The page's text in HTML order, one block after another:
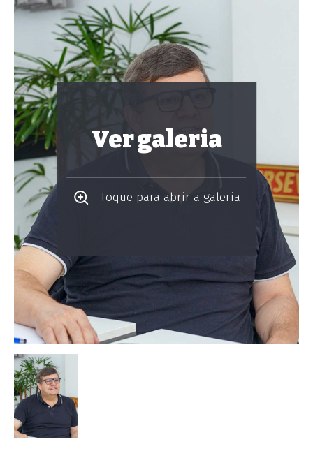
Ver galeria
Toque para abrir a galeria